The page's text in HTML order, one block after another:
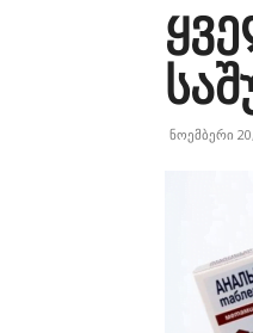
ნოემბერი